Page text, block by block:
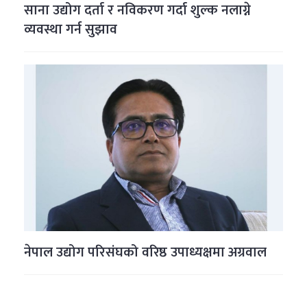
साना उद्योग दर्ता र नविकरण गर्दा शुल्क नलाग्ने
व्यवस्था गर्न सुझाव
नेपाल उद्योग परिसंघको वरिष्ठ उपाध्यक्षमा अग्रवाल